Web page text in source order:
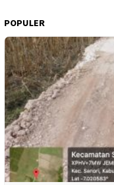
POPULER